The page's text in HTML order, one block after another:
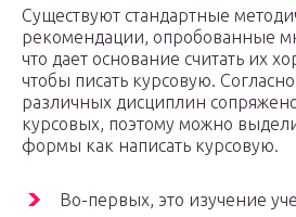
Существуют стандартные
рекомендации, опробованные
что дает основание считать их
чтобы писать курсовую.
различных дисциплин
курсовых, поэтому можно
формы как написать курсовую.
Во-первых, это изучение